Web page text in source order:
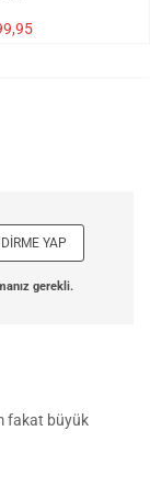
YAP
gerekli.
fakat büyük